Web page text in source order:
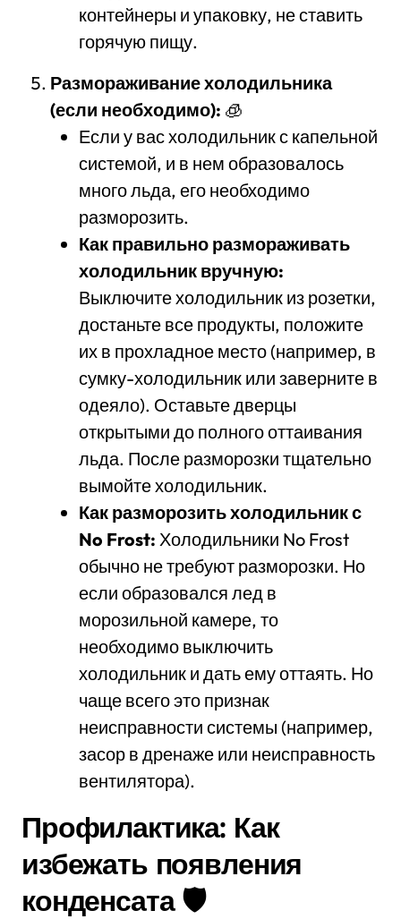
контейнеры и упаковку, не ставить
горячую пищу.
Размораживание холодильника
(если необходимо): 🧊
Если у вас холодильник с капельной
системой, и в нем образовалось
много льда, его необходимо
разморозить.
Как правильно размораживать
холодильник вручную:
Выключите холодильник из розетки,
достаньте все продукты, положите
их в прохладное место (например, в
сумку-холодильник или заверните в
одеяло). Оставьте дверцы
открытыми до полного оттаивания
льда. После разморозки тщательно
вымойте холодильник.
Как разморозить холодильник с
No Frost: Холодильники No Frost
обычно не требуют разморозки. Но
если образовался лед в
морозильной камере, то
необходимо выключить
холодильник и дать ему оттаять. Но
чаще всего это признак
неисправности системы (например,
засор в дренаже или неисправность
вентилятора).
Профилактика: Как
избежать появления
конденсата 🛡️